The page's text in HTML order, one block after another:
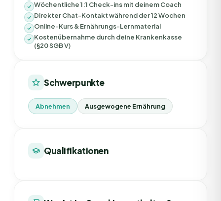
Wöchentliche 1:1 Check-ins mit deinem Coach
Direkter Chat-Kontakt während der 12 Wochen
Online-Kurs & Ernährungs-Lernmaterial
Kostenübernahme durch deine Krankenkasse
(§20 SGB V)
Schwerpunkte
Abnehmen Ausgewogene Ernährung
Qualifikationen